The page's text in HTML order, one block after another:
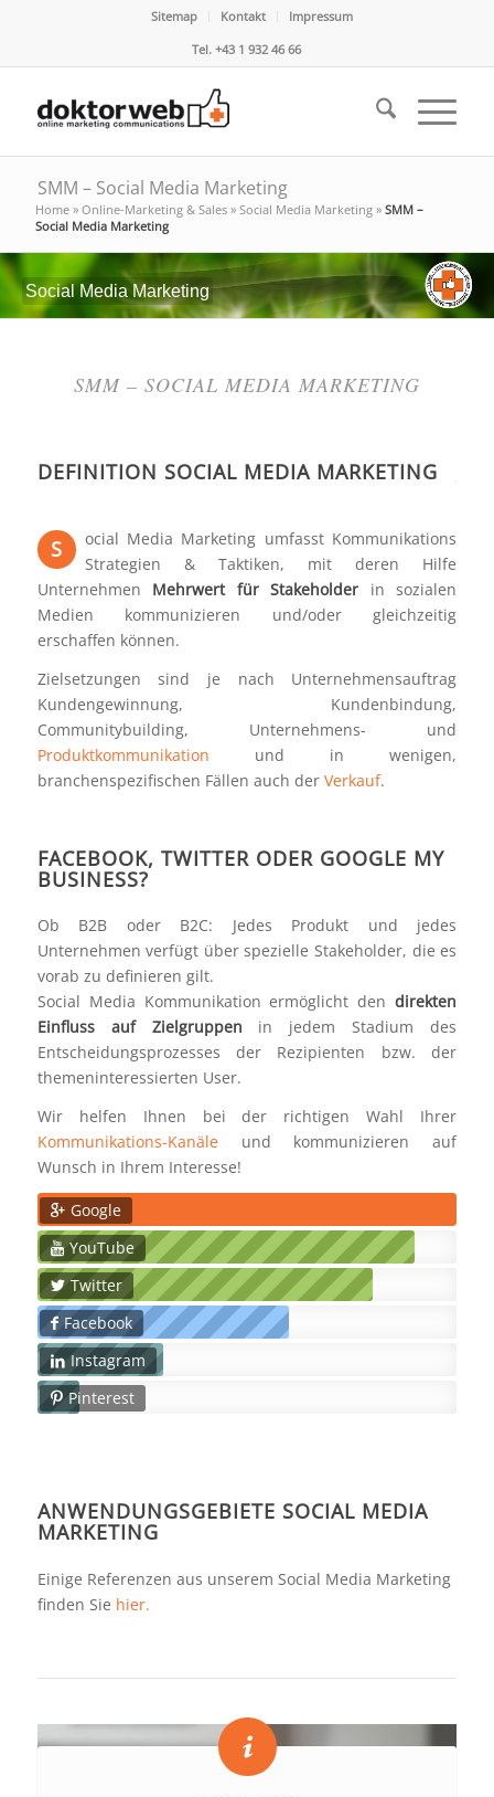
Sitemap Kontakt
Impressum
Tel. +43 1 932 46 66
SMM – Social Media Marketing
Home» Online-Marketing & Sales» Social Media Marketing» SMM –
Social Media Marketing
Social Media Marketing
SMM – SOCIAL MEDIA MARKETING
DEFINITION SOCIAL MEDIA MARKETING
S
ocial Media Marketing umfasst Kommunikations
Strategien & Taktiken, mit deren Hilfe
Unternehmen Mehrwert für Stakeholder in sozialen
Medien kommunizieren und/oder gleichzeitig
erschaffen können.
Zielsetzungen sind je nach Unternehmensauftrag
Kundengewinnung, Kundenbindung,
Communitybuilding, Unternehmens- und
Produktkommunikation und in wenigen,
branchenspezifischen Fällen auch der Verkauf.
FACEBOOK, TWITTER ODER GOOGLE MY
BUSINESS?
Ob B2B oder B2C: Jedes Produkt und jedes
Unternehmen verfügt über spezielle Stakeholder, die es
vorab zu definieren gilt.
Social Media Kommunikation ermöglicht dendirekten
Einfluss auf Zielgruppen in jedem Stadium des
Entscheidungsprozesses der Rezipienten bzw. der
themeninteressierten User.
Wir helfen Ihnen bei der richtigen Wahl Ihrer
Kommunikations-Kanäleund kommunizieren auf
Wunsch in Ihrem Interesse!
Google
YouTube
Twitter
Facebook
Instagram
Pinterest
ANWENDUNGSGEBIETE SOCIAL MEDIA
MARKETING
Einige Referenzen aus unserem Social Media Marketing
finden Sie hier.